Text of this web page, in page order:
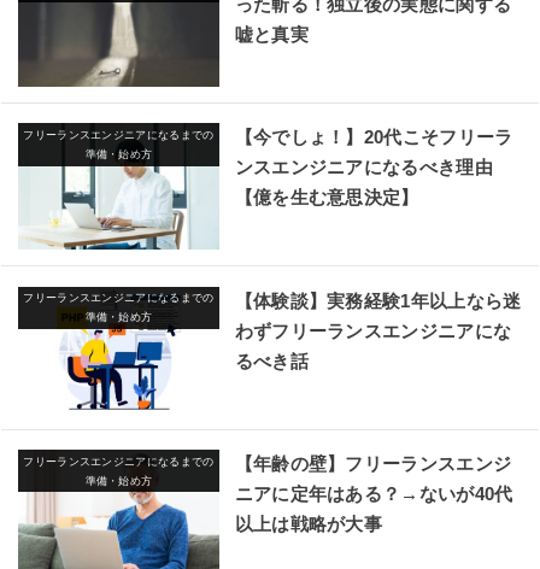
った斬る！独立後の実態に関する
嘘と真実
フリーランスエンジニアになるまでの
準備・始め方
【今でしょ！】20代こそフリーラ
ンスエンジニアになるべき理由
【億を生む意思決定】
フリーランスエンジニアになるまでの
準備・始め方
【体験談】実務経験1年以上なら迷
わずフリーランスエンジニアにな
るべき話
フリーランスエンジニアになるまでの
準備・始め方
【年齢の壁】フリーランスエンジ
ニアに定年はある？→ないが40代
以上は戦略が大事